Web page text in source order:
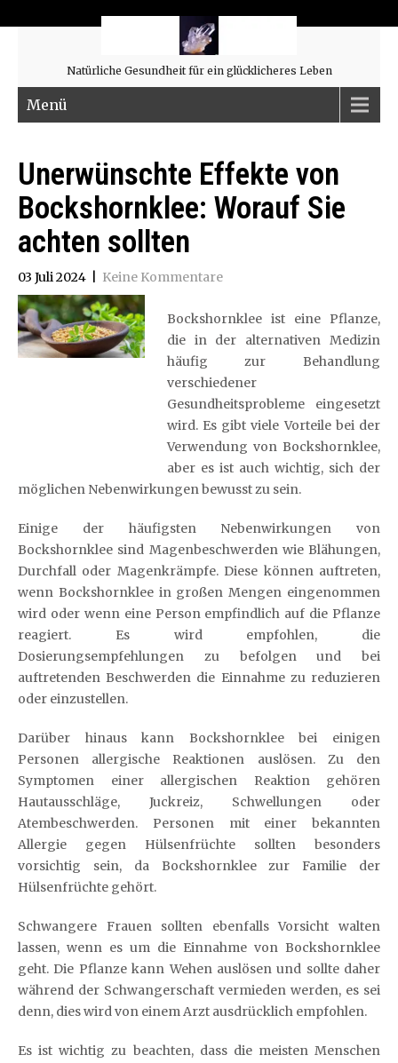
Natürliche Gesundheit für ein glücklicheres Leben
Menü
Unerwünschte Effekte von
Bockshornklee: Worauf Sie
achten sollten
03 Juli 2024 Keine Kommentare
Bockshornklee ist eine Pflanze,
die in der alternativen Medizin
häufig zur Behandlung
verschiedener
Gesundheitsprobleme eingesetzt
wird. Es gibt viele Vorteile bei der
Verwendung von Bockshornklee,
aber es ist auch wichtig, sich der
möglichen Nebenwirkungen bewusst zu sein.
Einige der häufigsten Nebenwirkungen von
Bockshornklee sind Magenbeschwerden wie Blähungen,
Durchfall oder Magenkrämpfe. Diese können auftreten,
wenn Bockshornklee in großen Mengen eingenommen
wird oder wenn eine Person empfindlich auf die Pflanze
reagiert. Es wird empfohlen, die
Dosierungsempfehlungen zu befolgen und bei
auftretenden Beschwerden die Einnahme zu reduzieren
oder einzustellen.
Darüber hinaus kann Bockshornklee bei einigen
Personen allergische Reaktionen auslösen. Zu den
Symptomen einer allergischen Reaktion gehören
Hautausschläge, Juckreiz, Schwellungen oder
Atembeschwerden. Personen mit einer bekannten
Allergie gegen Hülsenfrüchte sollten besonders
vorsichtig sein, da Bockshornklee zur Familie der
Hülsenfrüchte gehört.
Schwangere Frauen sollten ebenfalls Vorsicht walten
lassen, wenn es um die Einnahme von Bockshornklee
geht. Die Pflanze kann Wehen auslösen und sollte daher
während der Schwangerschaft vermieden werden, es sei
denn, dies wird von einem Arzt ausdrücklich empfohlen.
Es ist wichtig zu beachten, dass die meisten Menschen